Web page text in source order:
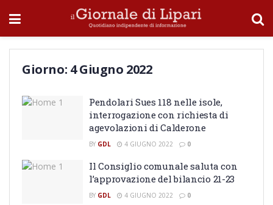
Giorno: 4 Giugno 2022
Pendolari Sues 118 nelle isole,
interrogazione con richiesta di
agevolazioni di Calderone
BY GDL 4 GIUGNO 2022 0
Il Consiglio comunale saluta con
l’approvazione del bilancio 21-23
BY GDL 4 GIUGNO 2022 0